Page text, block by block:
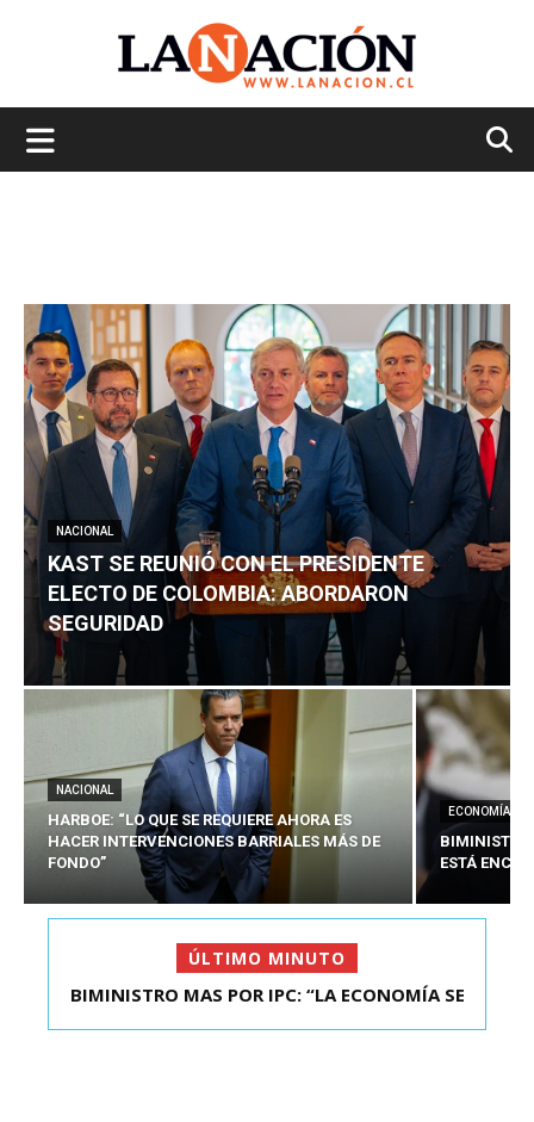
NACIONAL
KAST SE REUNIÓ CON EL PRESIDENTE
ELECTO DE COLOMBIA: ABORDARON
SEGURIDAD
NACIONAL
HARBOE: “LO QUE SE REQUIERE AHORA ES
HACER INTERVENCIONES BARRIALES MÁS DE
FONDO”
ECONOMÍA
BIMINISTRO
ESTÁ
ÚLTIMO MINUTO
KAST SE REUNIÓ CON EL PRESIDENTE ELECTO DE
BIMINISTRO MAS POR IPC: “LA ECONOMÍA SE